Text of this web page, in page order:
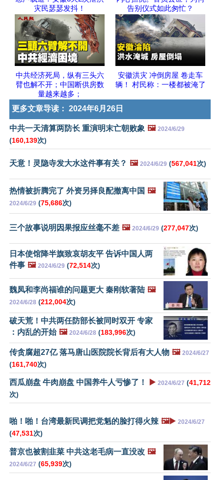
灾民瑟瑟发抖！
告别仪式如此匆忙？
中共经济死局，纵有三头六
臂也解不开；中国断供房数
量越来越多；
安徽洪灾 冲倒房屋 卷走车
辆！ 村民称：一楼都被淹了
更多文章导读： 2024年6月26日
中共一天清算两防长 重演明末亡朝败象 🖼️ 2024/6/29
(160,139次)
天意！灵隐寺发大水这件事有关？ 🖼️ 2024/6/29 (567,041次)
热情被折腾完了 外资另择良配撤离中国 🖼️
2024/6/29 (75,686次)
三个故事说明因果报应丝毫不差 🖼️ 2024/6/29 (277,047次)
日本使馆降半旗致哀胡友平 告诉中国人两
件事 🖼️ 2024/6/29 (72,514次)
魏凤和李尚福谁的问题更大 秦刚软著陆 🖼️
2024/6/28 (212,004次)
破天荒！中共两任防部长被同时双开 专家
：内乱的开始 🖼️ 2024/6/28 (183,996次)
传贪腐超27亿 落马唐山医院院长背后有大人物 🖼️ 2024/6/27
(161,740次)
西瓜崩盘 牛肉崩盘 中国养牛人亏惨了！ ▶️ 2024/6/27 (41,712
次)
啪！啪！台湾最新民调把党魁的脸打得火辣 🖼️▶️ 2024/6/27
(47,531次)
普京也被割韭菜 中共这老毛病一直没改 🖼️
2024/6/27 (65,939次)